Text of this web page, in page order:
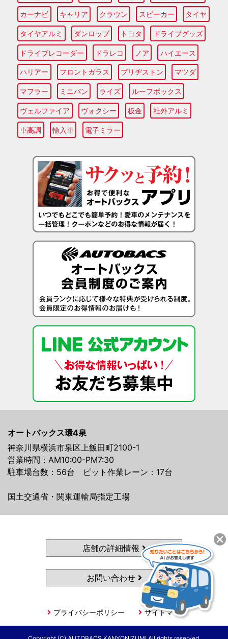
カーナビ キャリア クラウン スピーカー タイヤ
タイヤアルミ ダンロップ トヨタ ドライブグッズ
ドライブレコーダー ドラレコ ノア ハイエース
ハリアー フロントガラス ブリヂストン マツダ
マフラー ミニバン ライズ ルーフボックス
ヴェルファイア ヴォクシー 板金 社外アルミ
車高調 輸入車 電子ミラー
オートバックス環4泉
神奈川県横浜市泉区上飯田町2100-1
営業時間：AM10:00-PM7:30
駐車場台数：56台 ピット作業レーン：17台
国土交通省・関東運輸局指定工場
店舗の詳細情報
お問い合わせ
プライバシーポリシー サイトマップ